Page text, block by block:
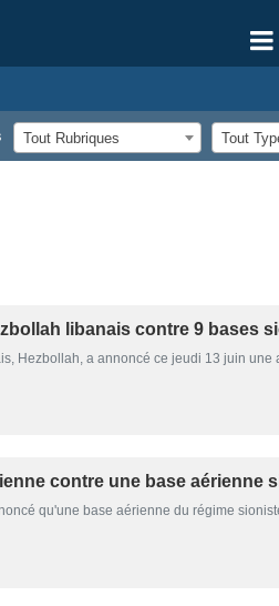
Tout Rubriques Tout
libanais contre 9 bases
Hezbollah, a annoncé ce jeudi 13 juin
contre une base aérienne
qu'une base aérienne du régime